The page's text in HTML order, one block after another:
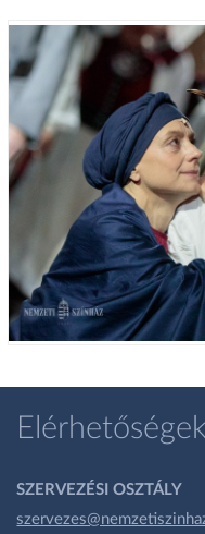
Elérhetőségek
SZERVEZÉSI OSZTÁLY